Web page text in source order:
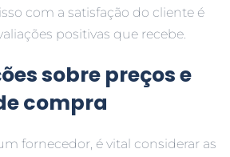
com a satisfação do cliente é
positivas que recebe.
sobre preços e
compra
fornecedor, é vital considerar as